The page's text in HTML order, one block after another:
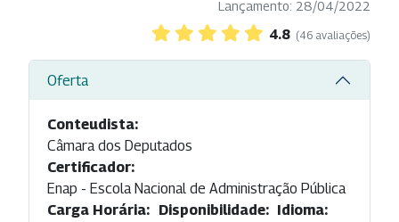
Lançamento: 28/04/2022
4.8 (46 avaliações)
Oferta
Conteudista:
Câmara dos Deputados
Certificador:
Enap - Escola Nacional de Administração Pública
Carga Horária: Disponibilidade: Idioma: